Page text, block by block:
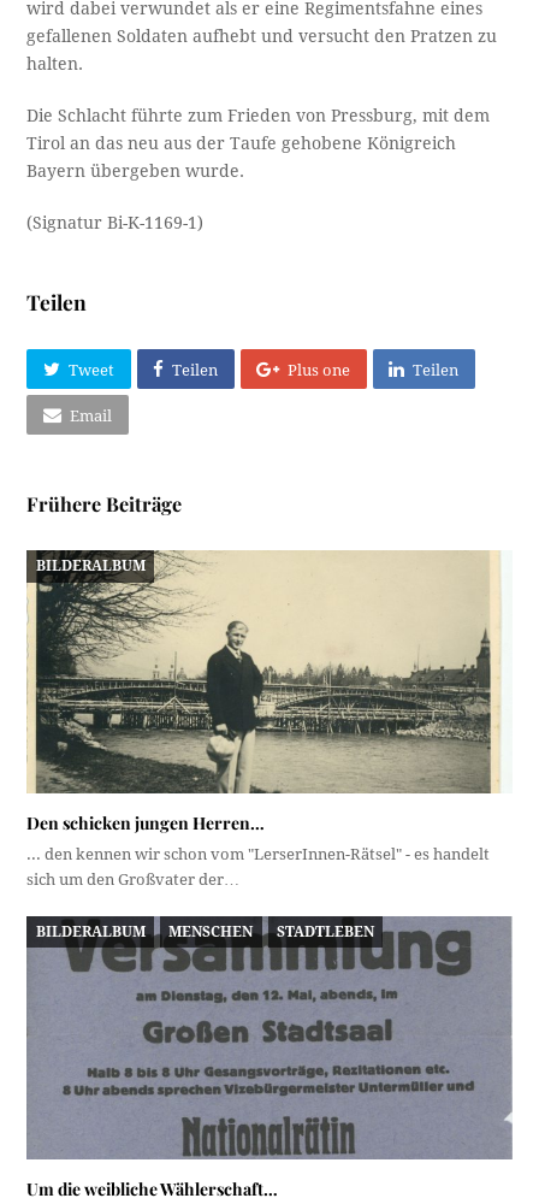
wird dabei verwundet als er eine Regimentsfahne eines
gefallenen Soldaten aufhebt und versucht den Pratzen zu
halten.
Die Schlacht führte zum Frieden von Pressburg, mit dem
Tirol an das neu aus der Taufe gehobene Königreich
Bayern übergeben wurde.
(Signatur Bi-K-1169-1)
Teilen
Tweet Teilen Plus one Teilen
Email
Frühere Beiträge
BILDERALBUM
Den schicken jungen Herren…
... den kennen wir schon vom "LerserInnen-Rätsel" - es handelt
sich um den Großvater der…
BILDERALBUM MENSCHEN STADTLEBEN
Um die weibliche Wählerschaft…